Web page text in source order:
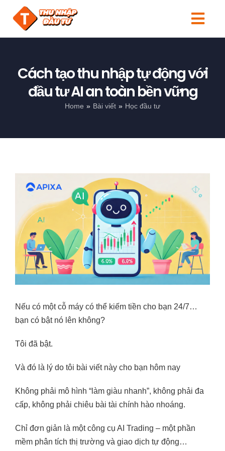
content
Người mới
Kiến thức
Cách tạo thu nhập tự động với
đầu tư AI an toàn bền vững
Home Bài viết Học đầu tư
Larger
Image
Nếu có một cỗ máy có thể kiếm tiền cho bạn 24/7…
bạn có bật nó lên không?
Tôi đã bật.
Và đó là lý do tôi bài viết này cho bạn hôm nay
Không phải mô hình “làm giàu nhanh”, không phải đa
cấp, không phải chiêu bài tài chính hào nhoáng.
Chỉ đơn giản là một công cụ AI Trading – một phần
mềm phân tích thị trường và giao dịch tự động…